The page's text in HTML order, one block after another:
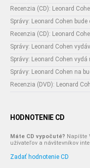
Recenzia (CD): Leonard
Správy: Leonard Cohen
Recenzia (CD): Leonard
Správy: Leonard Cohen
Správy: Leonard Cohen
Správy: Leonard Cohen na
Recenzia (DVD): Leonard
HODNOTENIE CD
Máte CD vypočuté? Napíšte
užívateľov a návštevníkov
Zadať hodnotenie CD